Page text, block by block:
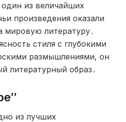
из величайших
произведения оказали
мировую литературу․
стиля с глубокими
размышлениями, он
литературный образ․
из лучших